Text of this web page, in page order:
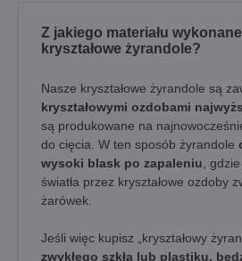
Z jakiego materiału
kryształowe żyrandole?
Nasze kryształowe żyrandole są
kryształowymi ozdobami
są produkowane na
do cięcia. W ten sposób żyrandole
wysoki blask po zapaleniu ,
światła przez kryształowe ozdoby
żarówek.
Jeśli więc kupisz „kryształowy
zwykłego szkła lub plastiku,